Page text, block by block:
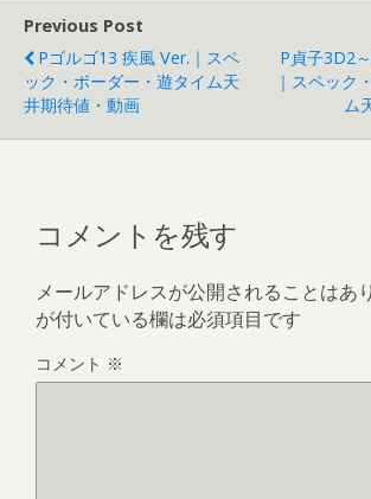
Previous Post
Pゴルゴ13 疾風 Ver.｜スペ
ック・ボーダー・遊タイム天
井期待値・動画
P貞子3D2
｜スペック
ム
コメントを残す
メールアドレスが公開されることはあ
が付いている欄は必須項目です
コメント ※